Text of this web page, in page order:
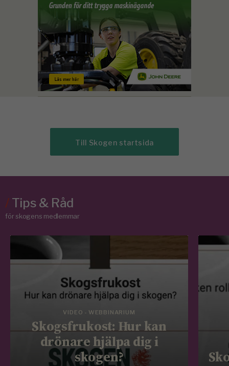
Till Skogen startsida
/Tips & Råd
för skogens medlemmar
VIDEO - WEBBINARIUM
Skogsfrukost: Hur kan
drönare hjälpa dig i
skogen?